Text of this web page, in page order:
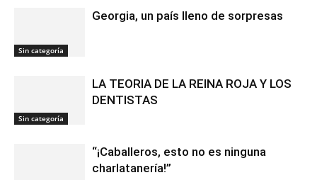
Sin categoría
Georgia, un país lleno de sorpresas
Sin categoría
LA TEORIA DE LA REINA ROJA Y LOS
DENTISTAS
“¡Caballeros, esto no es ninguna
charlatanería!”